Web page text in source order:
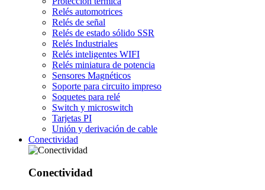
Relés automotrices
Relés de señal
Relés de estado sólido SSR
Relés Industriales
Relés inteligentes WIFI
Relés miniatura de potencia
Sensores Magnéticos
Soporte para circuito impreso
Soquetes para relé
Switch y microswitch
Tarjetas PI
Unión y derivación de cable
Conectividad
Conectividad